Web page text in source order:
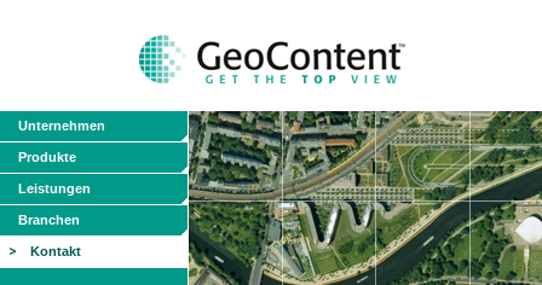
Unternehmen
Produkte
Leistungen
Branchen
Kontakt